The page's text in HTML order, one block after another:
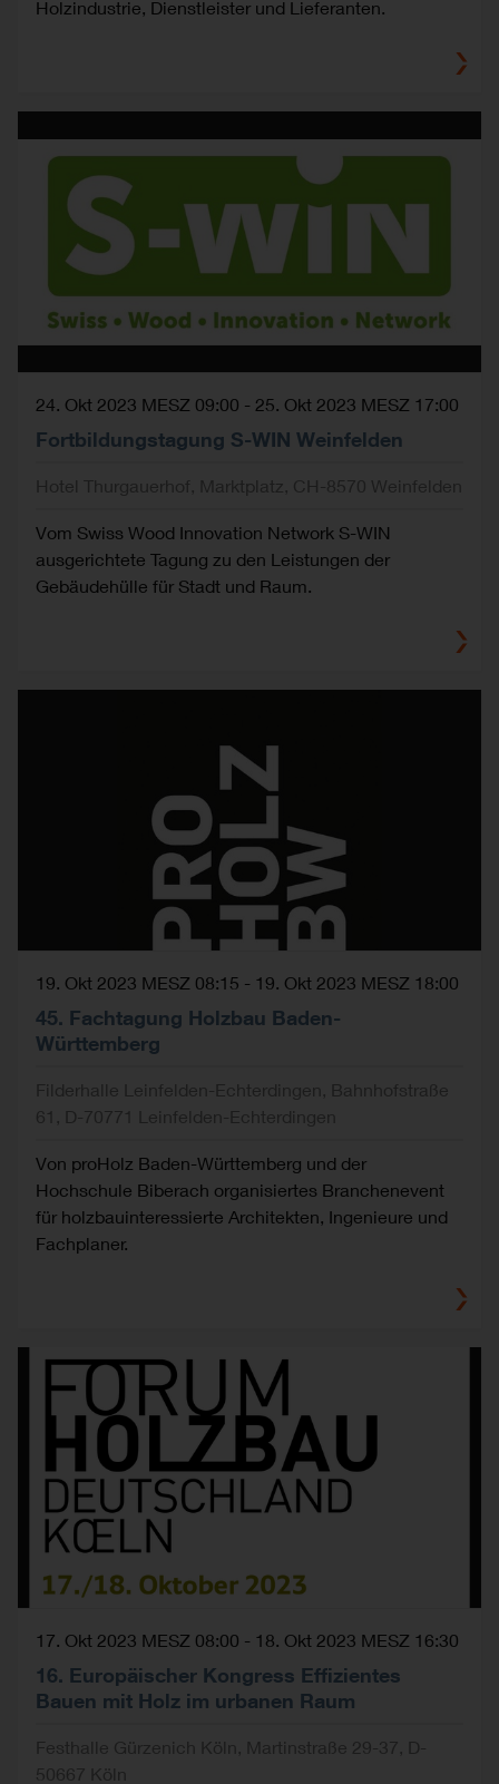
Holzindustrie, Dienstleister und Lieferanten.
24. Okt 2023 MESZ 09:00 - 25. Okt 2023 MESZ 17:00
Fortbildungstagung S-WIN Weinfelden
Hotel Thurgauerhof, Marktplatz, CH-8570 Weinfelden
Vom Swiss Wood Innovation Network S-WIN
ausgerichtete Tagung zu den Leistungen der
Gebäudehülle für Stadt und Raum.
19. Okt 2023 MESZ 08:15 - 19. Okt 2023 MESZ 18:00
45. Fachtagung Holzbau Baden-
Württemberg
Filderhalle Leinfelden-Echterdingen, Bahnhofstraße
61, D-70771 Leinfelden-Echterdingen
Von proHolz Baden-Württemberg und der
Hochschule Biberach organisiertes Branchenevent
für holzbauinteressierte Architekten, Ingenieure und
Fachplaner.
17. Okt 2023 MESZ 08:00 - 18. Okt 2023 MESZ 16:30
16. Europäischer Kongress Effizientes
Bauen mit Holz im urbanen Raum
Festhalle Gürzenich Köln, Martinstraße 29-37, D-
50667 Köln